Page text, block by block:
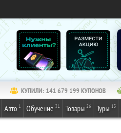
КУПИЛИ: 141 679 200 КУПОНОВ
Авто 1 Обучение 31 Товары 26 Туры 13